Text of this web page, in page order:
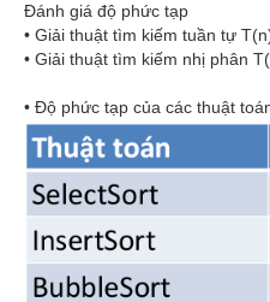
Đánh giá độ phức tạp
• Giải thuật tìm kiếm tuần tự
• Giải thuật tìm kiếm nhị phân
• Độ phức tạp của các thuật